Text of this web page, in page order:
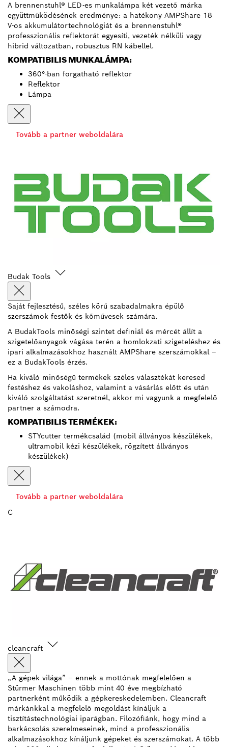
A brennenstuhl® LED-es munkalámpa két vezető márka
együttműködésének eredménye: a hatékony AMPShare 18
V-os akkumulátortechnológiát és a brennenstuhl®
professzionális reflektorát egyesíti, vezeték nélküli vagy
hibrid változatban, robusztus RN kábellel.
KOMPATIBILIS MUNKALÁMPA:
360°-ban forgatható reflektor
Reflektor
Lámpa
Tovább a partner weboldalára
Budak Tools
Saját fejlesztésű, széles körű szabadalmakra épülő
szerszámok festők és kőművesek számára.
A BudakTools minőségi szintet definiál és mércét állít a
szigetelőanyagok vágása terén a homlokzati szigeteléshez és
ipari alkalmazásokhoz használt AMPShare szerszámokkal –
ez a BudakTools érzés.
Ha kiváló minőségű termékek széles választékát keresed
festéshez és vakoláshoz, valamint a vásárlás előtt és után
kiváló szolgáltatást szeretnél, akkor mi vagyunk a megfelelő
partner a számodra.
KOMPATIBILIS TERMÉKEK:
STYcutter termékcsalád (mobil állványos készülékek,
ultramobil kézi készülékek, rögzített állványos
készülékek)
Tovább a partner weboldalára
C
cleancraft
„A gépek világa” – ennek a mottónak megfelelően a
Stürmer Maschinen több mint 40 éve megbízható
partnerként működik a gépkereskedelemben. Cleancraft
márkánkkal a megfelelő megoldást kínáljuk a
tisztítástechnológiai iparágban. Filozófiánk, hogy mind a
barkácsolás szerelmeseinek, mind a professzionális
alkalmazásokhoz kínáljunk gépeket és szerszámokat. A több